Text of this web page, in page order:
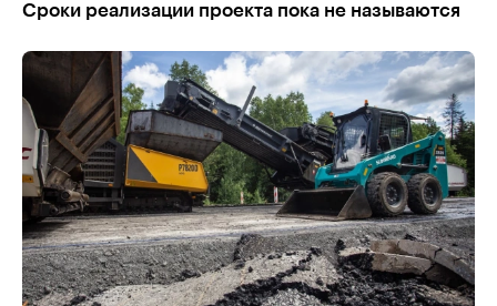
Сроки реализации проекта пока не называются